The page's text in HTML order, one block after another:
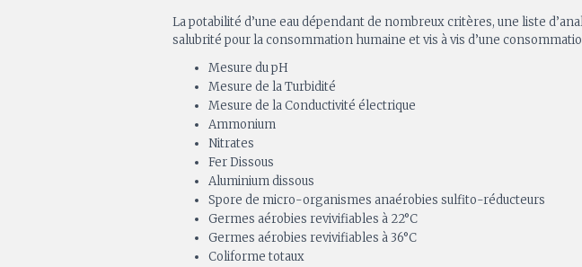
La potabilité d’une eau dépendant de nombreux critères, une liste
salubrité pour la consommation humaine et vis à vis d’une
Mesure du pH
Mesure de la Turbidité
Mesure de la Conductivité électrique
Ammonium
Nitrates
Fer Dissous
Aluminium dissous
Spore de micro-organismes anaérobies sulfito-réducteurs
Germes aérobies revivifiables à 22°C
Germes aérobies revivifiables à 36°C
Coliforme totaux